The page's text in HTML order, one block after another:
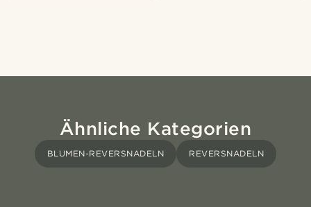
Ähnliche Kategorien
BLUMEN-REVERSNADELN REVERSNADELN